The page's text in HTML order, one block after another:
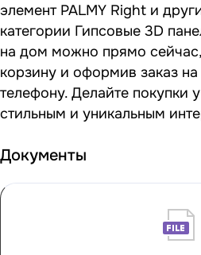
элемент PALMY Right и
категории Гипсовые 3D
на дом можно прямо
корзину и оформив заказ
телефону. Делайте покупки
стильным и уникальным
Документы